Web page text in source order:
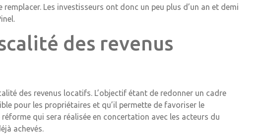
Les investisseurs ont donc un peu plus d’un an et demi
des revenus
des revenus locatifs. L’objectif étant de redonner un cadre
pour les propriétaires et qu’il permette de favoriser le
qui sera réalisée en concertation avec les acteurs du
achevés.